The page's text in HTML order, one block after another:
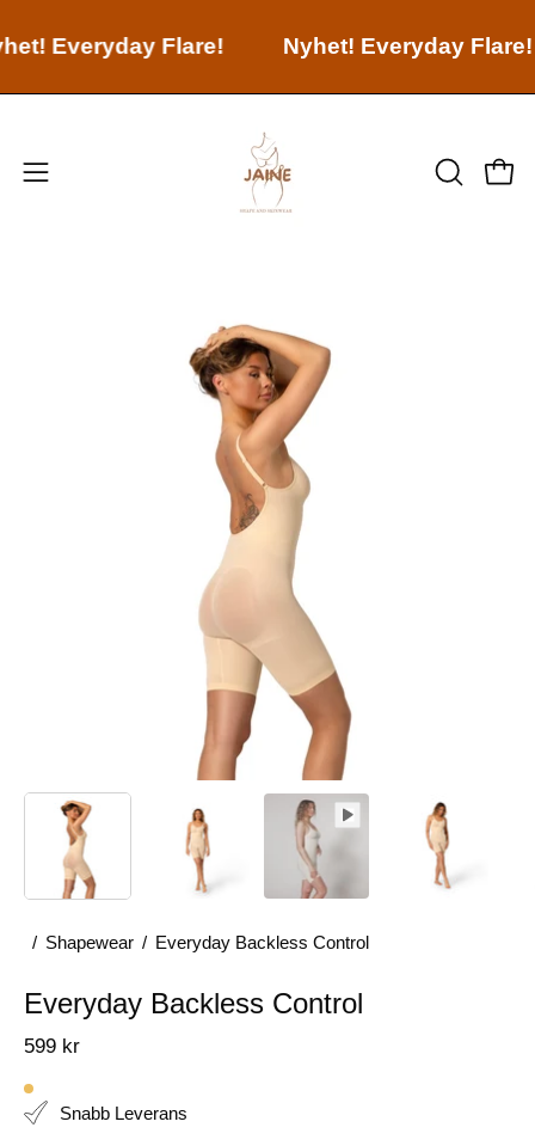
Everyday Flare! Nyhet! Everyday
/ Shapewear / Everyday Backless Control
Everyday Backless Control
599 kr
Snabb Leverans